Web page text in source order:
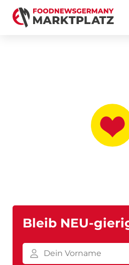
Bleib NEU-